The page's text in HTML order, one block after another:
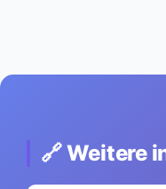
🔗 Weitere